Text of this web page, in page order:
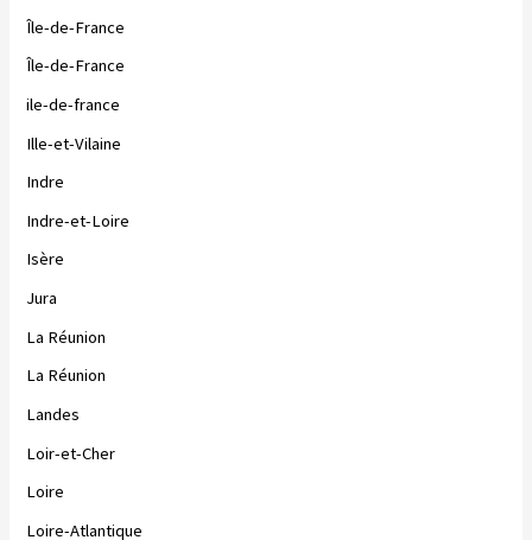
Île-de-France
Île-de-France
ile-de-france
Ille-et-Vilaine
Indre
Indre-et-Loire
Isère
Jura
La Réunion
La Réunion
Landes
Loir-et-Cher
Loire
Loire-Atlantique